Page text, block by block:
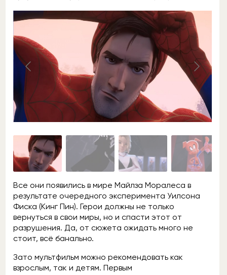
Все они появились в мире Майлза Моралеса в
результате очередного эксперимента Уилсона
Фиска (Кинг Пин). Герои должны не только
вернуться в свои миры, но и спасти этот от
разрушения. Да, от сюжета ожидать много не
стоит, всё банально.
Зато мультфильм можно рекомендовать как
взрослым, так и детям. Первым